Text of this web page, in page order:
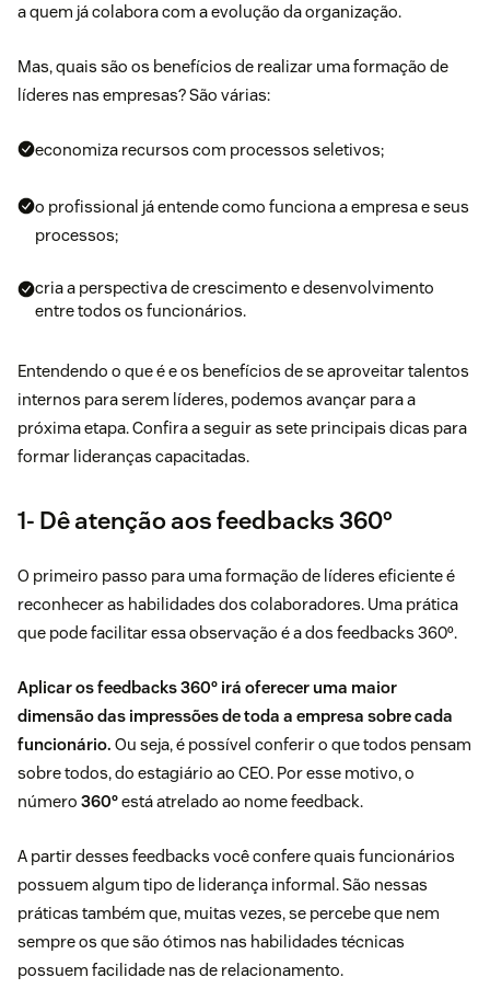
a quem já colabora com a evolução da organização.
Mas, quais são os benefícios de realizar uma formação de
líderes nas empresas? São várias:
economiza recursos com processos seletivos;
o profissional já entende como funciona a empresa e seus
processos;
cria a perspectiva de crescimento e desenvolvimento
entre todos os funcionários.
Entendendo o que é e os benefícios de se aproveitar talentos
internos para serem líderes, podemos avançar para a
próxima etapa. Confira a seguir as sete principais dicas para
formar lideranças capacitadas.
1- Dê atenção aos feedbacks 360º
O primeiro passo para uma formação de líderes eficiente é
reconhecer as habilidades dos colaboradores. Uma prática
que pode facilitar essa observação é a dos feedbacks 360º.
Aplicar os feedbacks 360º irá oferecer uma maior
dimensão das impressões de toda a empresa sobre cada
funcionário. Ou seja, é possível conferir o que todos pensam
sobre todos, do estagiário ao CEO. Por esse motivo, o
número 360ºestá atrelado ao nome feedback.
A partir desses feedbacks você confere quais funcionários
possuem algum tipo de liderança informal. São nessas
práticas também que, muitas vezes, se percebe que nem
sempre os que são ótimos nas habilidades técnicas
possuem facilidade nas de relacionamento.